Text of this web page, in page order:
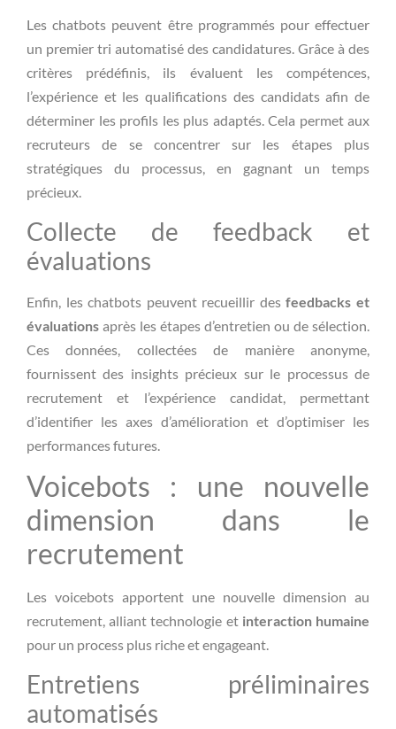
Les chatbots peuvent être programmés pour effectuer
un premier tri automatisé des candidatures. Grâce à des
critères prédéfinis, ils évaluent les compétences,
l’expérience et les qualifications des candidats afin de
déterminer les profils les plus adaptés. Cela permet aux
recruteurs de se concentrer sur les étapes plus
stratégiques du processus, en gagnant un temps
précieux.
Collecte de feedback et
évaluations
Enfin, les chatbots peuvent recueillir desfeedbacks et
évaluations après les étapes d’entretien ou de sélection.
Ces données, collectées de manière anonyme,
fournissent des insights précieux sur le processus de
recrutement et l’expérience candidat, permettant
d’identifier les axes d’amélioration et d’optimiser les
performances futures.
Voicebots : une nouvelle
dimension dans le
recrutement
Les voicebots apportent une nouvelle dimension au
recrutement, alliant technologie et interaction humaine
pour un process plus riche et engageant.
Entretiens préliminaires
automatisés